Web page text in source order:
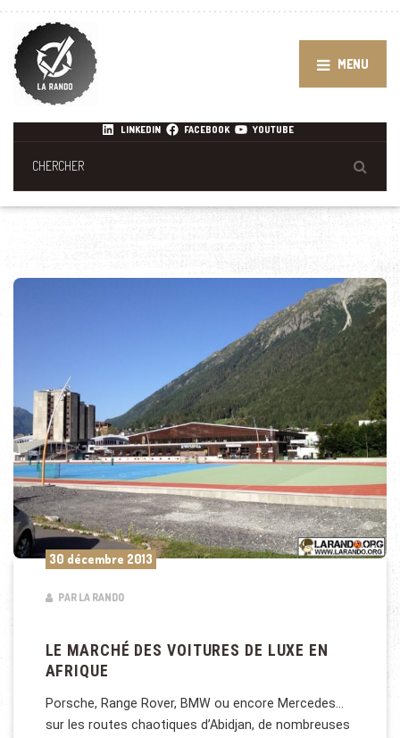
MENU
LINKEDIN FACEBOOK YOUTUBE
30 décembre 2013
PAR LA RANDO
LE MARCHÉ DES VOITURES DE LUXE EN
AFRIQUE
Porsche, Range Rover, BMW ou encore Mercedes…
sur les routes chaotiques d’Abidjan, de nombreuses